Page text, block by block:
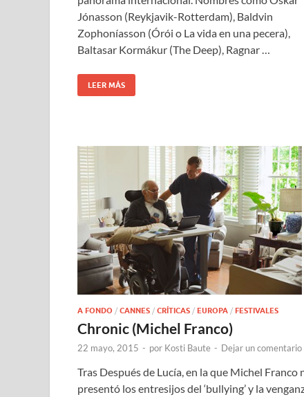
Jónasson (Reykjavik-Rotterdam), Baldvin
Zophoníasson (Órói o La vida en una pecera),
Baltasar Kormákur (The Deep), Ragnar …
LEER MÁS
A FONDO / CANNES / CRÍTICAS / EUROPA / FESTIVALES
Chronic (Michel Franco)
22 mayo, 2015 - por Kosti Baute - Dejar un comentario
Tras Después de Lucía, en la que Michel Franco
presentó los entresijos del ‘bullying’ y la